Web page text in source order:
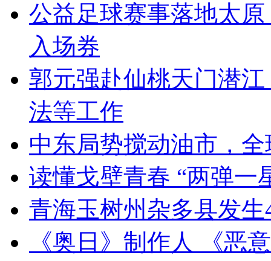
公益足球赛事落地太
入场券
郭元强赴仙桃天门潜
法等工作
中东局势搅动油市，
读懂戈壁青春 “两弹一
青海玉树州杂多县发
《奥日》制作人 《恶